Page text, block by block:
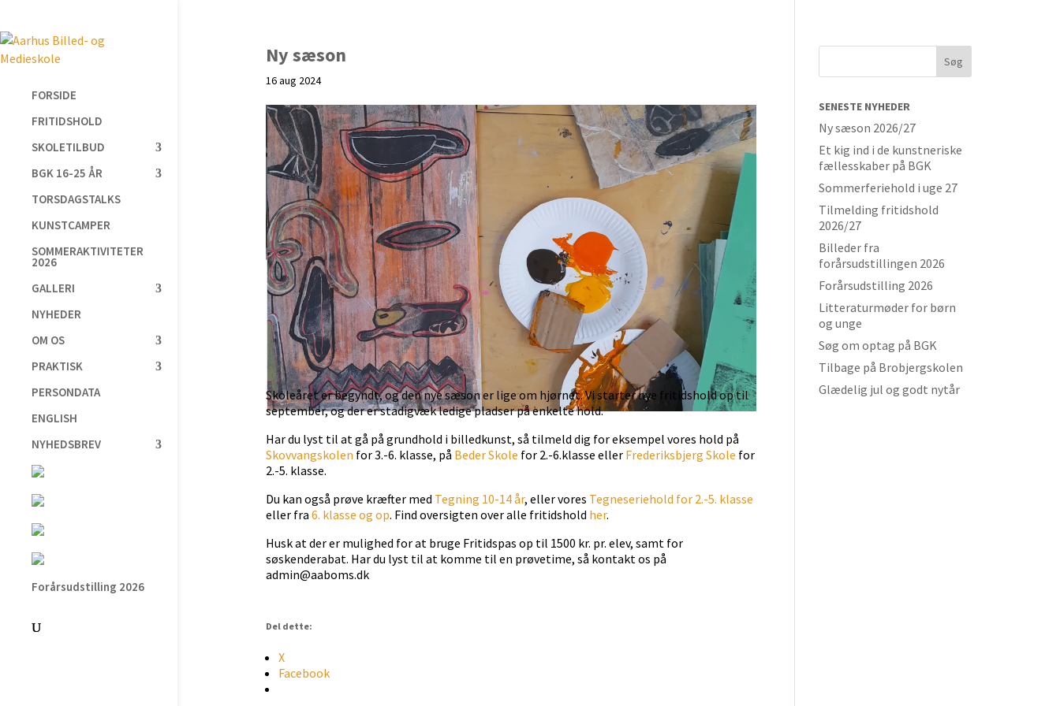
FORSIDE
FRITIDSHOLD
SKOLETILBUD
BGK 16-25 ÅR
TORSDAGSTALKS
KUNSTCAMPER
SOMMERAKTIVITETER
2026
GALLERI
NYHEDER
OM OS
PRAKTISK
PERSONDATA
ENGLISH
NYHEDSBREV
Forårsudstilling 2026
Ny sæson
16 aug 2024
Skoleåret er begyndt, og den nye sæson er lige om hjørnet. Vi starter nye fritidshold op til
september, og der er stadigvæk ledige pladser på enkelte hold.
Har du lyst til at gå på grundhold i billedkunst, så tilmeld dig for eksempel vores hold på
Skovvangskolen for 3.-6. klasse, på Beder Skole for 2.-6.klasse eller Frederiksbjerg Skole for
2.-5. klasse.
Du kan også prøve kræfter med Tegning 10-14 år, eller vores Tegneseriehold for 2.-5. klasse
eller fra 6. klasse og op. Find oversigten over alle fritidshold her.
Husk at der er mulighed for at bruge Fritidspas op til 1500 kr. pr. elev, samt for
søskenderabat. Har du lyst til at komme til en prøvetime, så kontakt os på
admin@aaboms.dk
Del dette:
X
Facebook
SENESTE NYHEDER
Ny sæson 2026/27
Et kig ind i de kunstneriske
fællesskaber på BGK
Sommerferiehold i uge 27
Tilmelding fritidshold
2026/27
Billeder fra
forårsudstillingen 2026
Forårsudstilling 2026
Litteraturmøder for børn
og unge
Søg om optag på BGK
Tilbage på Brobjergskolen
Glædelig jul og godt nytår